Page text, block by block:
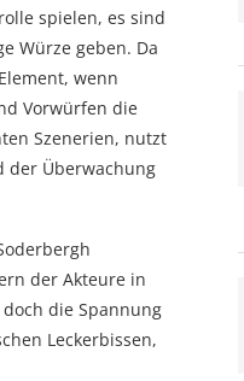
spielen, es sind
Würze geben. Da
wenn
Vorwürfen die
Szenerien, nutzt
der Überwachung
der Akteure in
die Spannung
Leckerbissen,